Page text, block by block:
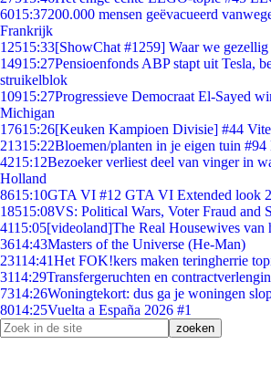
6015:37200.000 mensen geëvacueerd
Frankrijk
12515:33[ShowChat #1259] Waar we
14915:27Pensioenfonds ABP stapt uit Tesla,
struikelblok
10915:27Progressieve Democraat El-Sayed
Michigan
17615:26[Keuken Kampioen Divisie] #44
21315:22Bloemen/planten in je eigen tuin
4215:12Bezoeker verliest deel van vinger in
Holland
8615:10GTA VI #12 GTA VI Extended look
18515:08VS: Political Wars, Voter Fraud and
4115:05[videoland]The Real Housewives van
3614:43Masters of the Universe (He-Man)
23114:41Het FOK!kers maken teringherrie
3114:29Transfergeruchten en
7314:26Woningtekort: dus ga je woningen
8014:25Vuelta a España 2026 #1